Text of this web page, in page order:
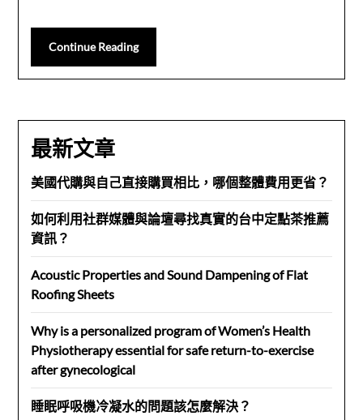
Continue Reading
最新文章
美國代購與自己直接購買相比，哪個整體費用更省？
如何利用社群媒體與論壇尋找真實的台中定點茶推薦
資訊？
Acoustic Properties and Sound Dampening of Flat
Roofing Sheets
Why is a personalized program of Women’s Health
Physiotherapy essential for safe return-to-exercise
after gynecological
睡眠呼吸機冷凝水的問題該怎麼解決？